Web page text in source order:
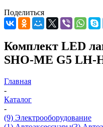
Поделиться
Комплект LED
SHO-ME G5 LH-
Главная
-
Каталог
-
(9) Электрооборудование